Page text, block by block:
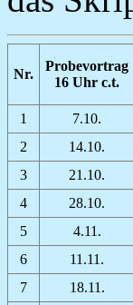
Nr.
Probevortrag
16 Uhr c.t.
1 7.10.
2
14.10.
3
21.10.
4
28.10.
5
4.11.
6
11.11.
7
18.11.